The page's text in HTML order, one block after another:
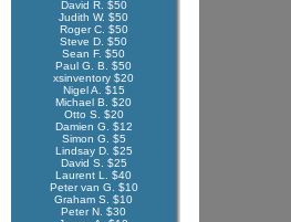
David R. $50
Judith W. $50
Roger C. $50
Steve D. $50
Sean F. $50
Paul G. B. $50
xsinventory $20
Nigel A. $15
Michael B. $20
Otto S. $20
Damien G. $12
Simon G. $5
Lindsay D. $25
David S. $25
Laurent L. $40
Peter van G. $10
Graham S. $10
Peter N. $30